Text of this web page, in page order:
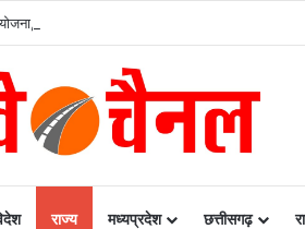
योजना, आर्थिक एवं सांख्यिकी विभाग और आईआईएम रायपुर के
राज्य मध्यप्रदेश छत्तीसगढ़